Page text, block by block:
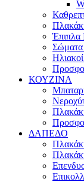
Έπιπλα
Σώματα
ΚΟΥΖΙΝΑ
ΔΑΠΕΔΟ